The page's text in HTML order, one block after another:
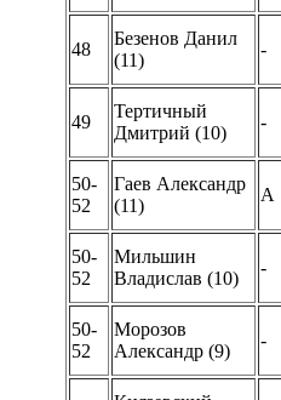
48
Безенов Данил
(11)
-
49
Тертичный
Дмитрий (10)
-
50-
52
Гаев Александр
(11)
A
50-
52
Мильшин
Владислав (10)
-
50-
52
Морозов
Александр (9)
-